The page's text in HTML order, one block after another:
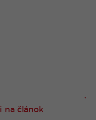
na článok